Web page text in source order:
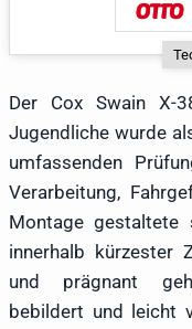
Der Cox Swain X-
Jugendliche wurde
umfassenden
Verarbeitung,
Montage
innerhalb kürzester
und prägnant
bebildert und leicht